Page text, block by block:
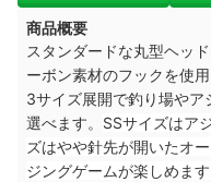
商品概要
スタンダードな丸型ヘッ
ーボン素材のフックを使
3サイズ展開で釣り場やア
選べます。 SSサイズはア
ズはやや針先が開いたオ
ジングゲームが楽しめます